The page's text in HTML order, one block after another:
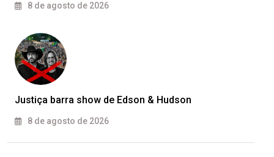
8 de agosto de 2026
Justiça barra show de Edson & Hudson
8 de agosto de 2026